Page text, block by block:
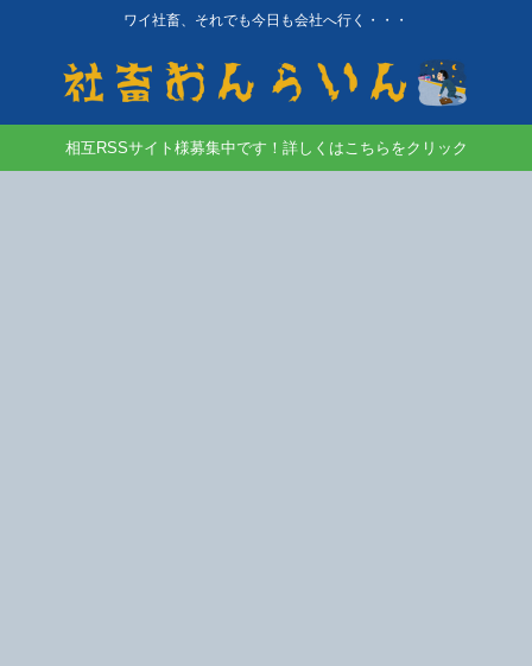
ワイ社畜、それでも今日も会社へ行く・・・
相互RSSサイト様募集中です！詳しくはこちらをクリック